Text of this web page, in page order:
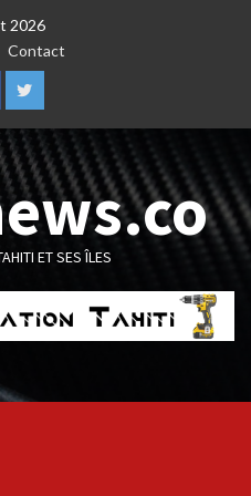
2026
Contact
Twitter
ET SES ÎLES